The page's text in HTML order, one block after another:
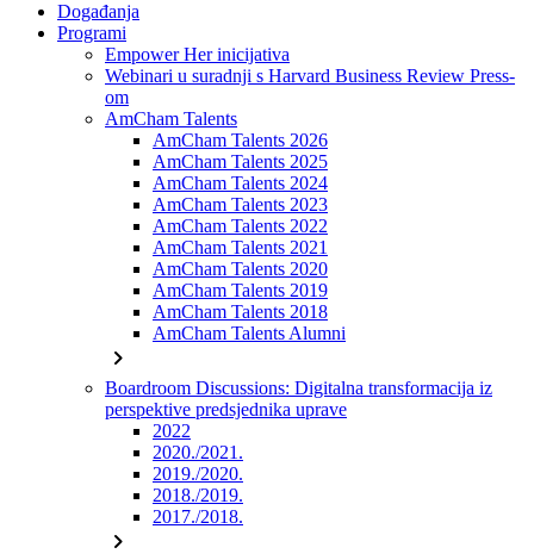
Događanja
Programi
Empower Her inicijativa
Webinari u suradnji s Harvard Business Review Press-
om
AmCham Talents
AmCham Talents 2026
AmCham Talents 2025
AmCham Talents 2024
AmCham Talents 2023
AmCham Talents 2022
AmCham Talents 2021
AmCham Talents 2020
AmCham Talents 2019
AmCham Talents 2018
AmCham Talents Alumni
chevron_right
Boardroom Discussions: Digitalna transformacija iz
perspektive predsjednika uprave
2022
2020./2021.
2019./2020.
2018./2019.
2017./2018.
chevron_right